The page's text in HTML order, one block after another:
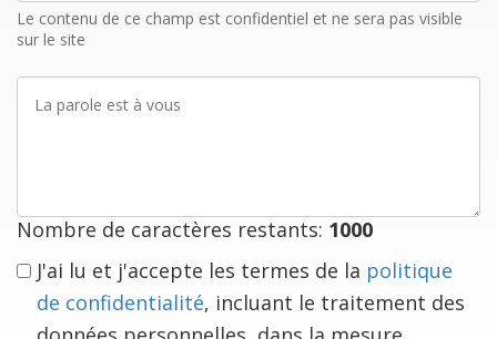
mail
Le contenu de ce champ est confidentiel et ne sera pas visible
sur le site
parole
Nombre de caractères restants: 1000
J'ai lu et j'accepte les termes de la politique
de confidentialité, incluant le traitement des